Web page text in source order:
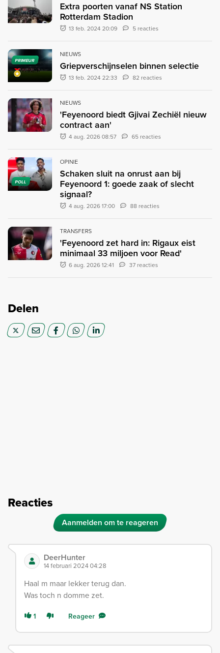
Extra poorten vanaf NS Station
Rotterdam Stadion
13 feb. 2024 20:09 5 reacties
PRIMEUR
NIEUWS
Griepverschijnselen binnen selectie
13 feb. 2024 22:33 82 reacties
NIEUWS
'Feyenoord biedt Gjivai Zechiël nieuw
contract aan'
4 aug. 2026 08:57 65 reacties
POLL
OPINIE
Schaken sluit na onrust aan bij
Feyenoord 1: goede zaak of slecht
signaal?
4 aug. 2026 17:00 88 reacties
TRANSFERS
'Feyenoord zet hard in: Rigaux eist
minimaal 33 miljoen voor Read'
6 aug. 2026 12:41 37 reacties
Delen
Reacties
Aanmelden om te reageren
DeerHunter
14 februari 2024 04:28
Haal m maar lekker terug dan.
Was toch n domme zet.
1 Reageer